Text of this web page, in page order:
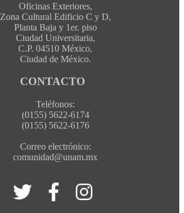
Oficinas Exteriores,
Zona Cultural Edificio C y D,
Planta Baja y 1er. piso
Ciudad Universitaria,
C.P. 04510 México,
Ciudad de México.
CONTACTO
Teléfonos:
(0155) 5622-6174
(0155) 5622-6176
Correo electrónico:
comunidad@unam.mx